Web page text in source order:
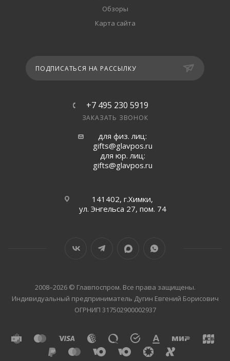
Обзоры
Карта сайта
ПОДПИСАТЬСЯ НА РАССЫЛКУ
+7 495 230 5919
ЗАКАЗАТЬ ЗВОНОК
для физ. лиц:
gifts@glavpos.ru
для юр. лиц:
gifts@glavpos.ru
141402, г.Химки,
ул. Энгельса 27, пом. 74
2008–2026 © Главпоспром. Все права защищены.
Индивидуальный предприниматель Дугин Евгений Борисович
ОГРНИП 317502900002937